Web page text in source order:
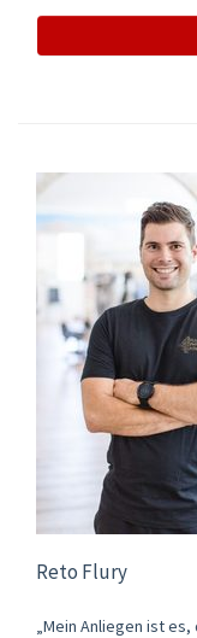
Reto Flury
„Mein Anliegen ist